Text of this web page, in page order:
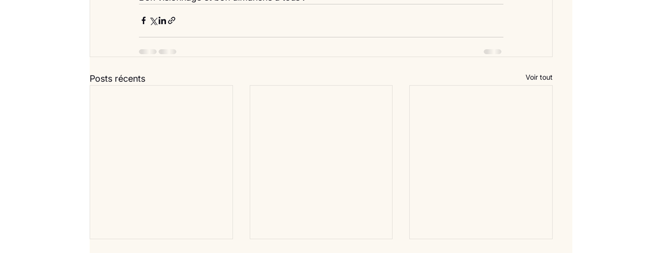
Posts récents Voir tout